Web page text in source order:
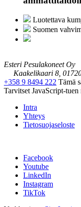
Luotettava
Suomen
Esteri Pesulakoneet Oy
Kaakelikaari 8,
+358 9 8494 222 Tämä
Tarvitset JavaScript-tuen
Intra
Yhteys
Tietosuojaseloste
Facebook
Youtube
LinkedIn
Instagram
TikTok